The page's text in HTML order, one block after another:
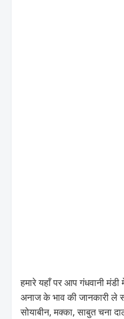
हमारे यहाँ पर आप गंधवानी
अनाज के भाव की जानकारी ले
सोयाबीन, मक्का, साबुत चना